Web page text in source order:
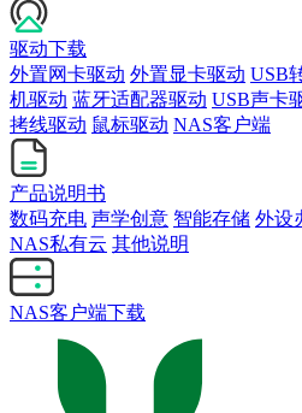
驱动下载
外置网卡驱动 外置显卡驱动 USB
机驱动 蓝牙适配器驱动 USB声卡
拷线驱动 鼠标驱动 NAS客户端
产品说明书
数码充电 声学创意 智能存储 外设
NAS私有云 其他说明
NAS客户端下载